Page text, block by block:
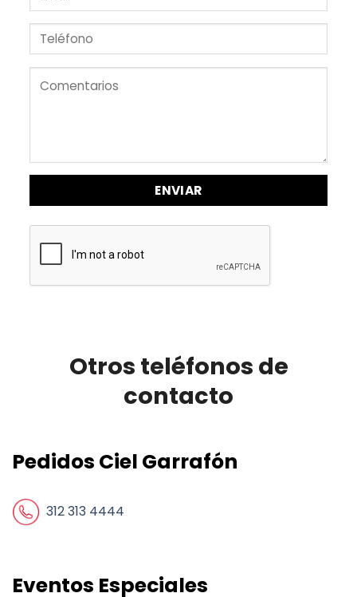
Otros teléfonos de
contacto
Pedidos Ciel Garrafón
312 313 4444
Eventos Especiales